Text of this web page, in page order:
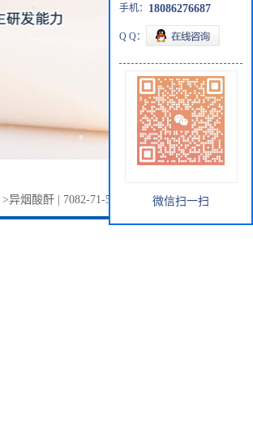
>异烟酸酐 | 7082-71-5 | 直销, 量大价优
手机： 18086276687
Q Q：
微信扫一扫